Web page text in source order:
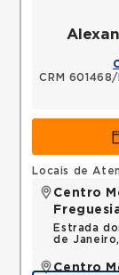
CRM 601468/
Locais de
Centro
Estrada
de
Centro